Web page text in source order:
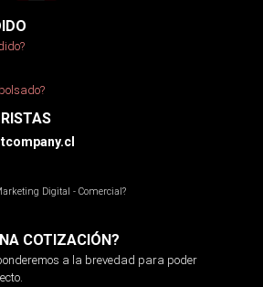
Digital - Comercial?
COTIZACIÓN?
a la brevedad para poder